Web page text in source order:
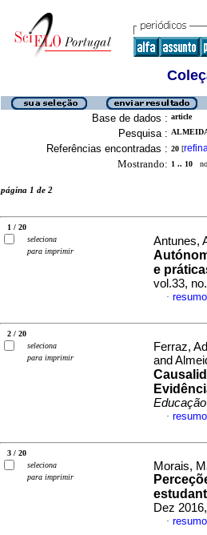
Base de dados : article
Pesquisa :
Referências encontradas : 20 [
Mostrando: 1 .. 10
página 1 de 2
1 / 20
seleciona
para imprimir
Antunes,
e
vol.33,
·
2 / 20
seleciona
para imprimir
Ferraz,
and
Educação
·
3 / 20
seleciona
para imprimir
Morais,
Dez
·